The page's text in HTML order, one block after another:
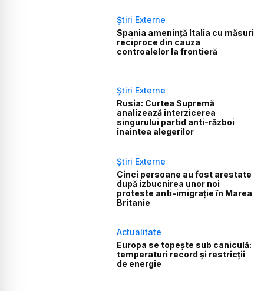
Știri Externe
Spania amenință Italia cu măsuri
reciproce din cauza
controalelor la frontieră
Știri Externe
Rusia: Curtea Supremă
analizează interzicerea
singurului partid anti-război
înaintea alegerilor
Știri Externe
Cinci persoane au fost arestate
după izbucnirea unor noi
proteste anti-imigrație în Marea
Britanie
Actualitate
Europa se topește sub caniculă:
temperaturi record și restricții
de energie